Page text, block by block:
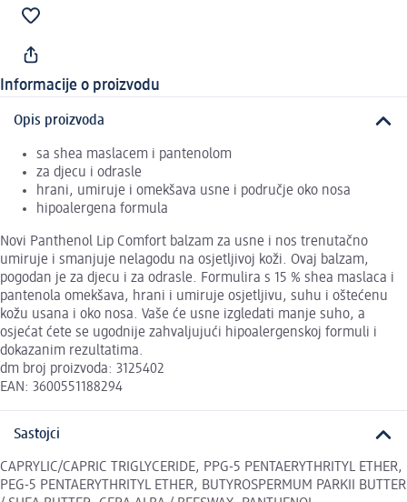
Informacije o proizvodu
Opis proizvoda
sa shea maslacem i pantenolom
za djecu i odrasle
hrani, umiruje i omekšava usne i područje oko nosa
hipoalergena formula
Novi Panthenol Lip Comfort balzam za usne i nos trenutačno
umiruje i smanjuje nelagodu na osjetljivoj koži. Ovaj balzam,
pogodan je za djecu i za odrasle. Formulira s 15 % shea maslaca i
pantenola omekšava, hrani i umiruje osjetljivu, suhu i oštećenu
kožu usana i oko nosa. Vaše će usne izgledati manje suho, a
osjećat ćete se ugodnije zahvaljujući hipoalergenskoj formuli i
dokazanim rezultatima.
dm broj proizvoda: 3125402
EAN: 3600551188294
Sastojci
CAPRYLIC/CAPRIC TRIGLYCERIDE, PPG-5 PENTAERYTHRITYL ETHER,
PEG-5 PENTAERYTHRITYL ETHER, BUTYROSPERMUM PARKII BUTTER